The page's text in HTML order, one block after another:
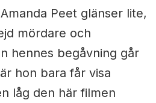
Peet glänser lite,
mördare och
hennes begåvning går
hon bara får visa
låg den här filmen